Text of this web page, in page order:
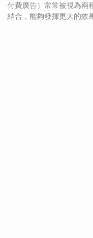
付費廣告）常常被視為兩
結合，能夠發揮更大的效